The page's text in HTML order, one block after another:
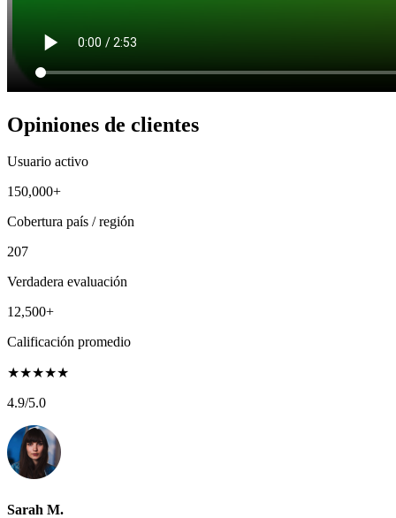
Opiniones de clientes
Usuario activo
150,000+
Cobertura país / región
207
Verdadera evaluación
12,500+
Calificación promedio
★★★★★
4.9/5.0
Sarah M.